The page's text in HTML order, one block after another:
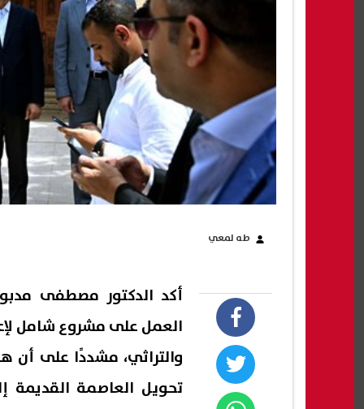
طه لمعي
أكد الدكتور مصطفى
العمل على مشروع شامل
والتراثي، مشددًا على أن
تحويل العاصمة